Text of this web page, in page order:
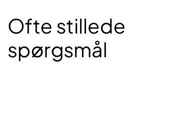
Ofte stillede
spørgsmål